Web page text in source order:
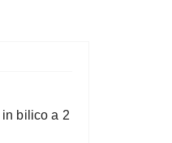
bilico a 2